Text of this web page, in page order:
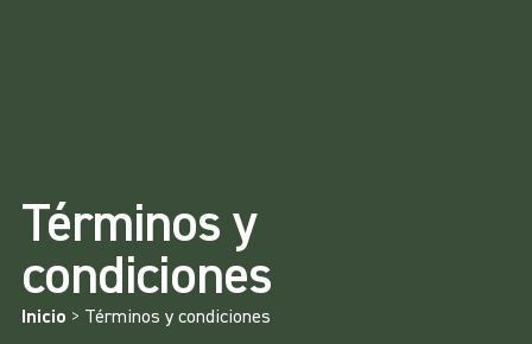
Términos y
condiciones
Inicio > Términos y condiciones